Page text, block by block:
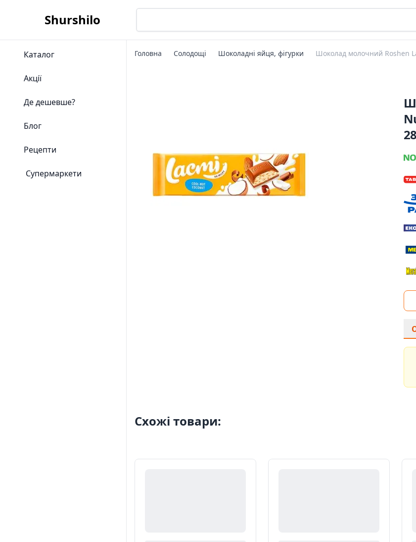
Shurshilo
Каталог
Акції
Де дешевше?
Блог
Рецепти
Супермаркети
Головна Солодощі Шоколадні яйця, фігурки Шоколад молочний Roshen
Схожі товари: